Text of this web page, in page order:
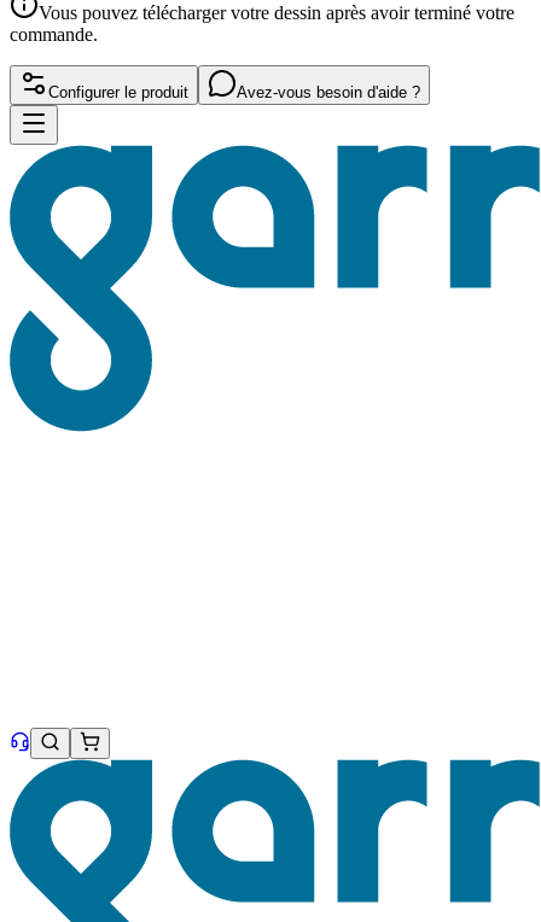
Vous pouvez télécharger votre dessin après avoir terminé votre
commande.
Configurer le produit Avez-vous besoin d'aide ?